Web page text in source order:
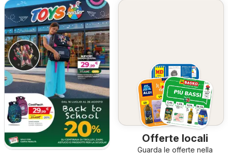
Offerte locali
Guarda le offerte nella